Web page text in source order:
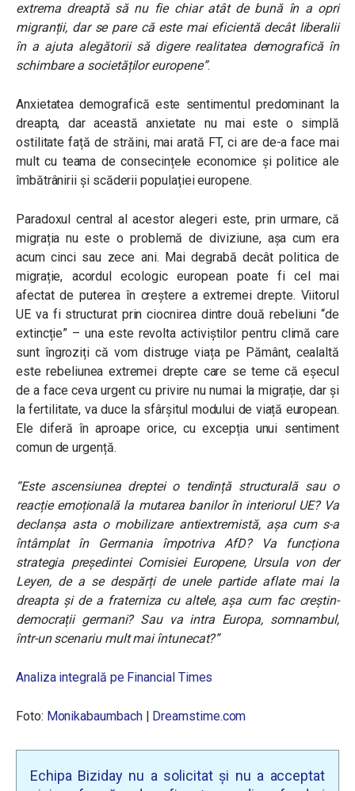
extrema dreaptă să nu fie chiar atât de bună în a opri
migranții, dar se pare că este mai eficientă decât liberalii
în a ajuta alegătorii să digere realitatea demografică în
schimbare a societăților europene”.
Anxietatea demografică este sentimentul predominant la
dreapta, dar această anxietate nu mai este o simplă
ostilitate față de străini, mai arată FT, ci are de-a face mai
mult cu teama de consecințele economice și politice ale
îmbătrânirii și scăderii populației europene.
Paradoxul central al acestor alegeri este, prin urmare, că
migrația nu este o problemă de diviziune, așa cum era
acum cinci sau zece ani. Mai degrabă decât politica de
migrație, acordul ecologic european poate fi cel mai
afectat de puterea în creștere a extremei drepte. Viitorul
UE va fi structurat prin ciocnirea dintre două rebeliuni “de
extincție” – una este revolta activiștilor pentru climă care
sunt îngroziți că vom distruge viața pe Pământ, cealaltă
este rebeliunea extremei drepte care se teme că eșecul
de a face ceva urgent cu privire nu numai la migrație, dar și
la fertilitate, va duce la sfârșitul modului de viață european.
Ele diferă în aproape orice, cu excepția unui sentiment
comun de urgență.
“Este ascensiunea dreptei o tendință structurală sau o
reacție emoțională la mutarea banilor în interiorul UE? Va
declanșa asta o mobilizare antiextremistă, așa cum s-a
întâmplat în Germania împotriva AfD? Va funcționa
strategia președintei Comisiei Europene, Ursula von der
Leyen, de a se despărți de unele partide aflate mai la
dreapta și de a fraterniza cu altele, așa cum fac creștin-
democrații germani? Sau va intra Europa, somnambul,
într-un scenariu mult mai întunecat?”
Analiza integrală pe Financial Times
Foto: Monikabaumbach | Dreamstime.com
Echipa Biziday nu a solicitat și nu a acceptat